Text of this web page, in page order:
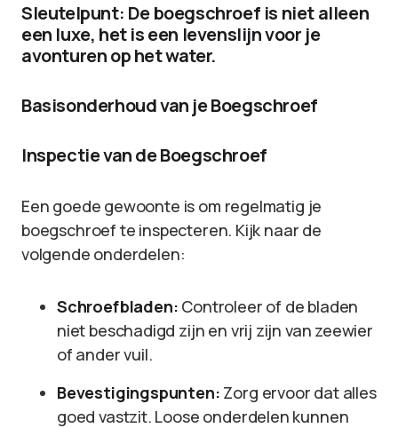
Sleutelpunt: De boegschroef is niet alleen
een luxe, het is een levenslijn voor je
avonturen op het water.
Basisonderhoud van je Boegschroef
Inspectie van de Boegschroef
Een goede gewoonte is om regelmatig je
boegschroef te inspecteren. Kijk naar de
volgende onderdelen:
Schroefbladen: Controleer of de bladen
niet beschadigd zijn en vrij zijn van zeewier
of ander vuil.
Bevestigingspunten: Zorg ervoor dat alles
goed vastzit. Loose onderdelen kunnen